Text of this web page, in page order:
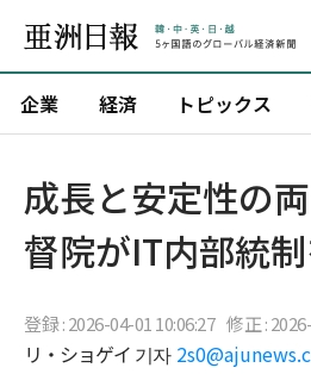
企業 経済 トピックス
成長と安定性の
督院がIT内部統
登録 : 2026-04-01 10:06:27 修正 :
リ・ショゲイ 기자